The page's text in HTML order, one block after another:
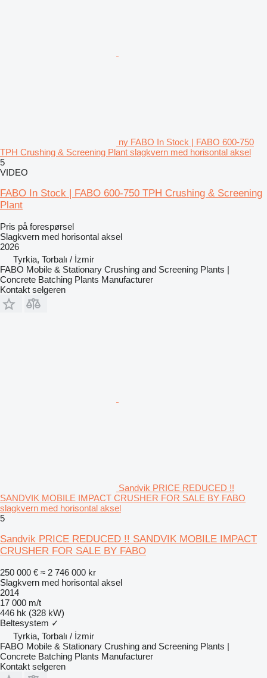
ny FABO In Stock | FABO 600-750
TPH Crushing & Screening Plant slagkvern med horisontal aksel
5
VIDEO
FABO In Stock | FABO 600-750 TPH Crushing & Screening
Plant
Pris på forespørsel
Slagkvern med horisontal aksel
2026
Tyrkia, Torbalı / İzmir
FABO Mobile & Stationary Crushing and Screening Plants |
Concrete Batching Plants Manufacturer
Kontakt selgeren
Sandvik PRICE REDUCED !!
SANDVIK MOBILE IMPACT CRUSHER FOR SALE BY FABO
slagkvern med horisontal aksel
5
Sandvik PRICE REDUCED !! SANDVIK MOBILE IMPACT
CRUSHER FOR SALE BY FABO
250 000 € ≈ 2 746 000 kr
Slagkvern med horisontal aksel
2014
17 000 m/t
446 hk (328 kW)
Beltesystem ✓
Tyrkia, Torbalı / İzmir
FABO Mobile & Stationary Crushing and Screening Plants |
Concrete Batching Plants Manufacturer
Kontakt selgeren